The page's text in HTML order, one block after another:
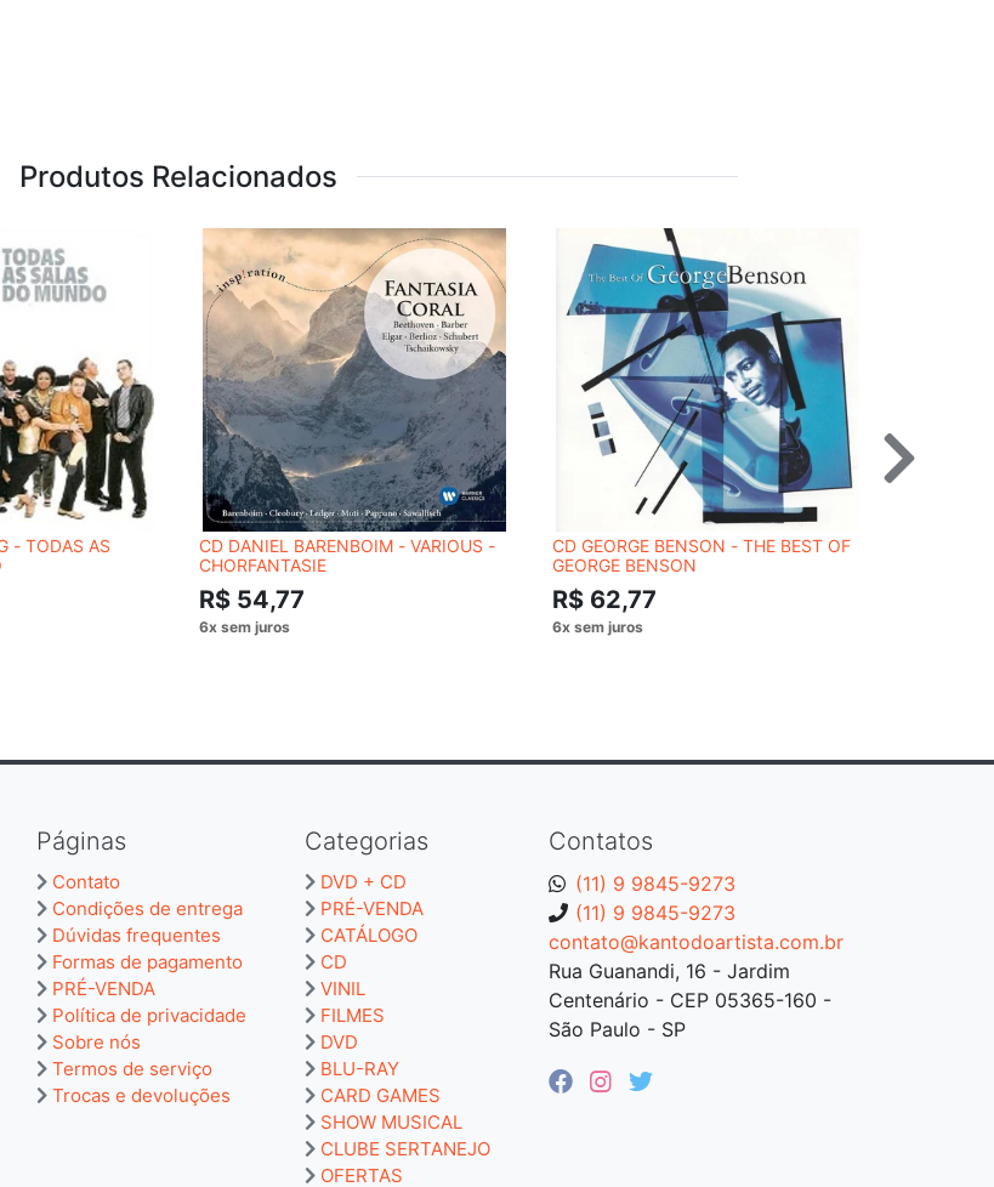
Produtos Relacionados
- TODAS AS
CD DANIEL BARENBOIM - VARIOUS -
CHORFANTASIE
R$ 54,77
CD GEORGE BENSON - THE BEST OF
GEORGE BENSON
R$ 62,77
Contatos
(11) 9 9845-9273
(11) 9 9845-9273
contato@kantodoartista.com.br
Rua Guanandi, 16 - Jardim
Centenário - CEP 05365-160 -
São Paulo - SP
Páginas
Contato
Condições de entrega
Dúvidas frequentes
Formas de pagamento
PRÉ-VENDA
Política de privacidade
Sobre nós
Termos de serviço
Trocas e devoluções
Categorias
DVD + CD
PRÉ-VENDA
CATÁLOGO
CD
VINIL
FILMES
DVD
BLU-RAY
CARD GAMES
SHOW MUSICAL
CLUBE SERTANEJO
OFERTAS